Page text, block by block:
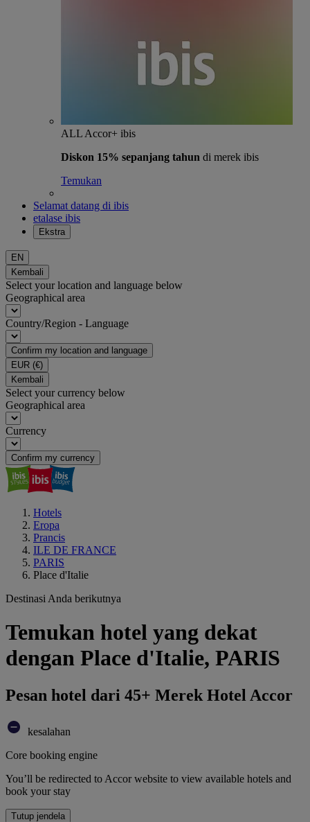
ALL Accor+ ibis
Diskon 15% sepanjang tahun di merek ibis
Temukan
Selamat datang di ibis
etalase ibis
Ekstra
EN
Kembali
Select your location and language below
Geographical area
Country/Region - Language
Confirm my location and language
EUR (€)
Kembali
Select your currency below
Geographical area
Currency
Confirm my currency
Hotels
Eropa
Prancis
ILE DE FRANCE
PARIS
Place d'Italie
Destinasi Anda berikutnya
Temukan hotel yang dekat
dengan Place d'Italie, PARIS
Pesan hotel dari 45+ Merek Hotel Accor
kesalahan
Core booking engine
You’ll be redirected to Accor website to view available hotels and
book your stay
Tutup jendela